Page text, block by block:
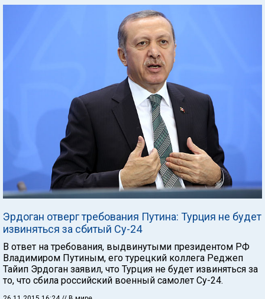
Эрдоган отверг требования Путина: Турция не будет
извиняться за сбитый Су-24
В ответ на требования, выдвинутыми президентом РФ
Владимиром Путиным, его турецкий коллега Реджеп
Тайип Эрдоган заявил, что Турция не будет извиняться за
то, что сбила российский военный самолет Су-24.